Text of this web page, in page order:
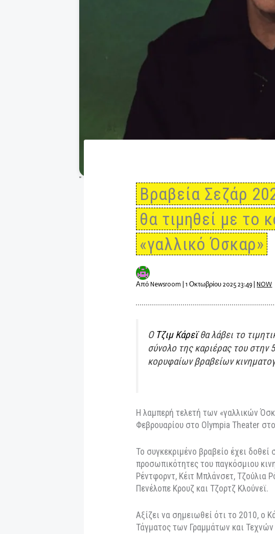
Βραβεία
ΑπόNewsroom|1 Οκτωβρίου 2025
σύνολο της καριέρας
κορυφαίων βραβείων
Η λαμπερή τελετή των
Φεβρουαρίου στο Olympia
Το συγκεκριμένο βραβείο